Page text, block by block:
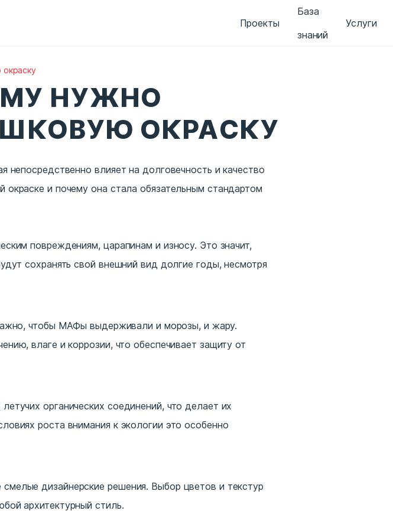
Проекты
База
знаний
Услуги
НУЖНО
ОКРАСКУ
влияет на долговечность и качество
и почему она стала обязательным стандартом
повреждениям, царапинам и износу. Это значит,
сохранять свой внешний вид долгие годы, несмотря
чтобы МАФы выдерживали и морозы, и жару.
влаге и коррозии, что обеспечивает защиту от
органических соединений, что делает их
роста внимания к экологии это особенно
дизайнерские решения. Выбор цветов и текстур
архитектурный стиль.